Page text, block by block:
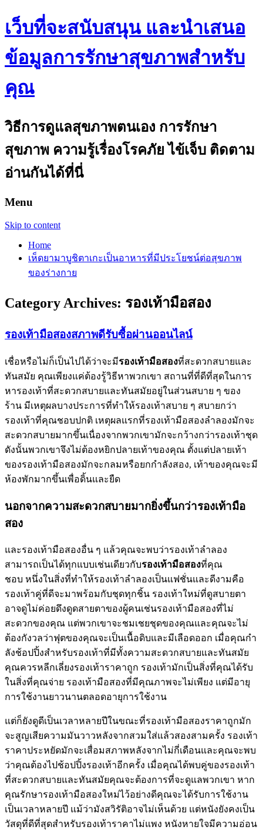
เว็บที่จะสนับสนุน และนำเสนอ
ข้อมูลการรักษาสุขภาพสำหรับ
คุณ
วิธีการดูแลสุขภาพตนเอง การรักษา
สุขภาพ ความรู้เรื่องโรคภัย ไข้เจ็บ ติดตาม
อ่านกันได้ที่นี่
Menu
Skip to content
Home
เห็ดยามาบูชิตาเกะเป็นอาหารที่มีประโยชน์ต่อสุขภาพ
ของร่างกาย
Category Archives: รองเท้ามือสอง
รองเท้ามือสองสภาพดีรับซื้อผ่านออนไลน์
เชื่อหรือไม่ก็เป็นไปได้ว่าจะมีรองเท้ามือสองที่สะดวกสบายและ
ทันสมัย คุณเพียงแค่ต้องรู้วิธีหาพวกเขา สถานที่ที่ดีที่สุดในการ
หารองเท้าที่สะดวกสบายและทันสมัยอยู่ในส่วนสบาย ๆ ของ
ร้าน มีเหตุผลบางประการที่ทำให้รองเท้าสบาย ๆ สบายกว่า
รองเท้าที่คุณชอบปกติ เหตุผลแรกที่รองเท้ามือสองลำลองมักจะ
สะดวกสบายมากขึ้นเนื่องจากพวกเขามักจะกว้างกว่ารองเท้าชุด
ดังนั้นพวกเขาจึงไม่ต้องหยิกปลายเท้าของคุณ ตั้งแต่ปลายเท้า
ของรองเท้ามือสองมักจะกลมหรือยกกำลังสอง, เท้าของคุณจะมี
ห้องพักมากขึ้นเพื่อดิ้นและยืด
นอกจากความสะดวกสบายมากยิ่งขึ้นกว่ารองเท้ามือ
สอง
และรองเท้ามือสองอื่น ๆ แล้วคุณจะพบว่ารองเท้าลำลอง
สามารถเป็นได้ทุกแบบเช่นเดียวกับรองเท้ามือสองที่คุณ
ชอบ หนึ่งในสิ่งที่ทำให้รองเท้าลำลองเป็นแฟชั่นและดีงามคือ
รองเท้าคู่ที่ดีจะมาพร้อมกับชุดทุกชิ้น รองเท้าใหม่ที่ดูสบายตา
อาจดูไม่ค่อยดึงดูดสายตาของผู้คนเช่นรองเท้ามือสองที่ไม่
สะดวกของคุณ แต่พวกเขาจะชมเชยชุดของคุณและคุณจะไม่
ต้องกังวลว่าฟุตของคุณจะเป็นเนื้อดิบและมีเลือดออก เมื่อคุณกำ
ลังช้อปปิ้งสำหรับรองเท้าที่มีทั้งความสะดวกสบายและทันสมัย
คุณควรหลีกเลี่ยงรองเท้าราคาถูก รองเท้ามักเป็นสิ่งที่คุณได้รับ
ในสิ่งที่คุณจ่าย รองเท้ามือสองที่มีคุณภาพจะไม่เพียง แต่มีอายุ
การใช้งานยาวนานตลอดอายุการใช้งาน
แต่ก็ยังดูดีเป็นเวลาหลายปีในขณะที่รองเท้ามือสองราคาถูกมัก
จะสูญเสียความมันวาวหลังจากสวมใส่แล้วสองสามครั้ง รองเท้า
ราคาประหยัดมักจะเสื่อมสภาพหลังจากไม่กี่เดือนและคุณจะพบ
ว่าคุณต้องไปช้อปปิ้งรองเท้าอีกครั้ง เมื่อคุณได้พบคู่ของรองเท้า
ที่สะดวกสบายและทันสมัยคุณจะต้องการที่จะดูแลพวกเขา หาก
คุณรักษารองเท้ามือสองใหม่ไว้อย่างดีคุณจะได้รับการใช้งาน
เป็นเวลาหลายปี แม้ว่ามังสวิรัติอาจไม่เห็นด้วย แต่หนังยังคงเป็น
วัสดุที่ดีที่สุดสำหรับรองเท้าราคาไม่แพง หนังหายใจมีความอ่อน